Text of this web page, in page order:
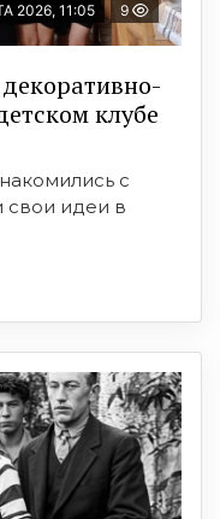
2026, 11:05 9
клубе
с
свои идеи в